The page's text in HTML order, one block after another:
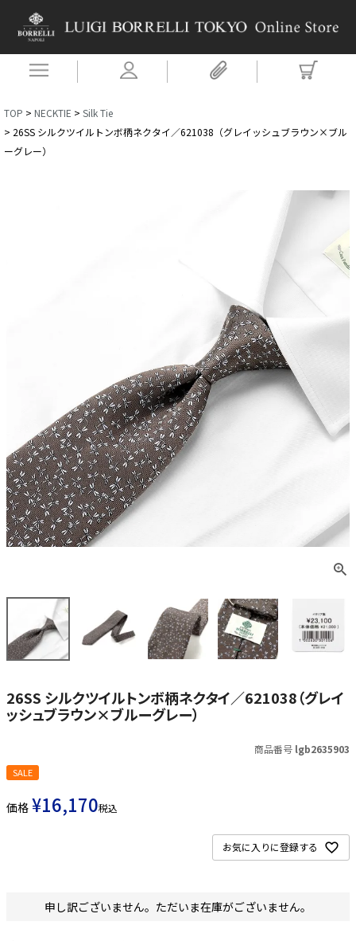
TOP NECKTIE
Silk Tie
26SS シルクツイルトンボ柄ネクタイ／621038（グレイッシュブラウン×ブル
ーグレー）
26SS シルクツイルトンボ柄ネクタイ／621038（グレイ
ッシュブラウン×ブルーグレー）
商品番号 lgb2635903
SALE
価格 ¥16,170税込
お気に入りに登録する
申し訳ございません。ただいま在庫がございません。